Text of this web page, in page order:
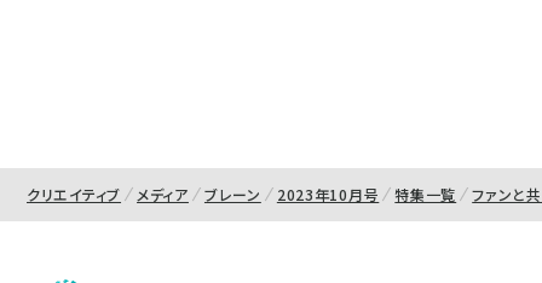
クリエイティブ メディア ブレーン 2023年10月号 特集一覧 ファンと